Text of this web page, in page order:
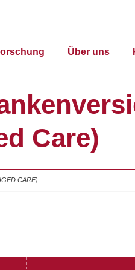
Über uns
Care)
CARE)